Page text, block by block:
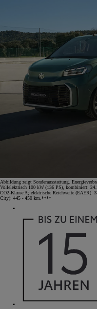
Abbildung zeigt Sonderausstattung.
Vollelektrisch 100 kW (136 PS), kombiniert:
CO2-Klasse A; elektrische Reichweite (EAER):
City): 445 - 450 km.****